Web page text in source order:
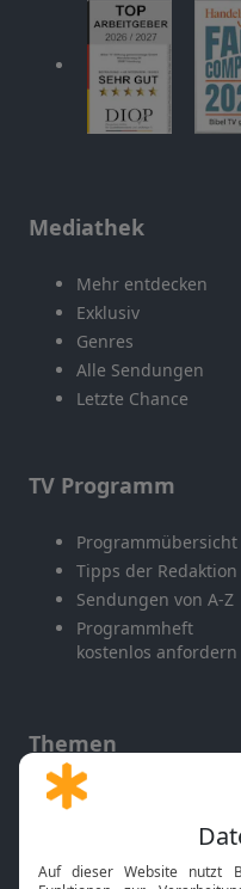
Mediathek
Mehr entdecken
Exklusiv
Genres
Alle Sendungen
Letzte Chance
TV Programm
Programmübersicht
Tipps der Redaktion
Sendungen von A-Z
Programmheft
kostenlos anfordern
Themen
Gott und Bibel erklärt